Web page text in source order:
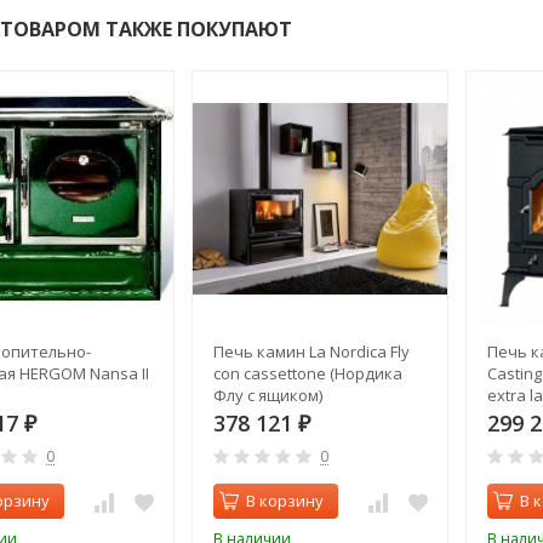
ТАКЖЕ ПОКУПАЮТ
HERGOM Nansa II
₽
0
Печь камин La Nordica Fly
con cassettone (Нордика
Флу с ящиком)
378 121 ₽
0
В корзину
В наличии
Печь
extra
299
В
В